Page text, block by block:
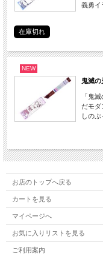
義勇イ
在庫切れ
NEW
鬼滅の
「鬼
だモダ
しのぶ
お店のトップへ戻る
カートを見る
マイページへ
お気に入りリストを見る
ご利用案内